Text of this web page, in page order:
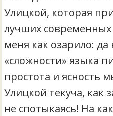
Улицкой, которая
лучших
меня как озарило: да
«сложности» языка
простота и ясность
Улицкой текуча, как
не спотыкаясь! На